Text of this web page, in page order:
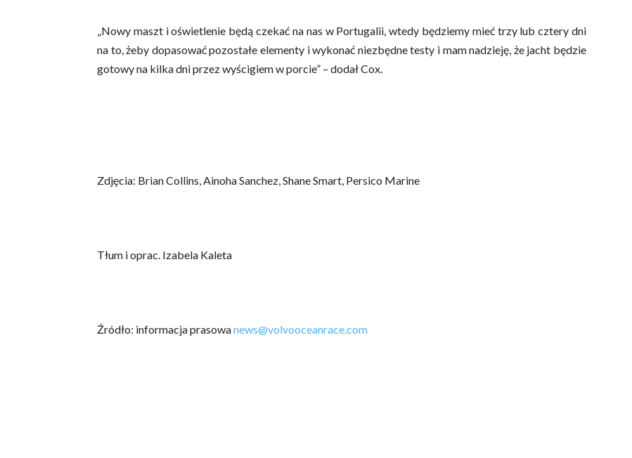
„Nowy maszt i oświetlenie będą czekać na nas w Portugalii, wtedy będziemy mieć trzy lub cztery dni
na to, żeby dopasować pozostałe elementy i wykonać niezbędne testy i mam nadzieję, że jacht będzie
gotowy na kilka dni przez wyścigiem w porcie” – dodał Cox.
Zdjęcia: Brian Collins, Ainoha Sanchez, Shane Smart, Persico Marine
Tłum i oprac. Izabela Kaleta
Źródło: informacja prasowanews@volvooceanrace.com